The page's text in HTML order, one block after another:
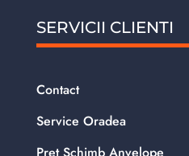
SERVICII CLIENTI
Contact
Service Oradea